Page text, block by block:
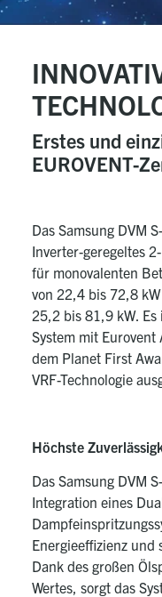
Erstes und
EUROVENT-
Das Samsung DVM
Inverter-geregeltes
für monovalenten
von 22,4 bis 72,8
25,2 bis 81,9 kW. Es
System mit
dem Planet First
VRF-Technologie
Höchste
Das Samsung DVM
Integration eines
Energieeffizienz und
Dank des großen
Wertes, sorgt das